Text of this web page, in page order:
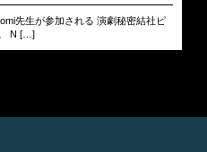
先生が参加される 演劇秘密結社ピ
N […]